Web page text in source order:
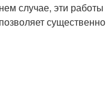
случае, эти работы
существенно